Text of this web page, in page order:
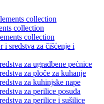
collection
collection
collection
sredstva za čišćenje i
za ugradbene pećnice
za ploče za kuhanje
za kuhinjske nape
za perilice posuđa
za perilice i sušilice